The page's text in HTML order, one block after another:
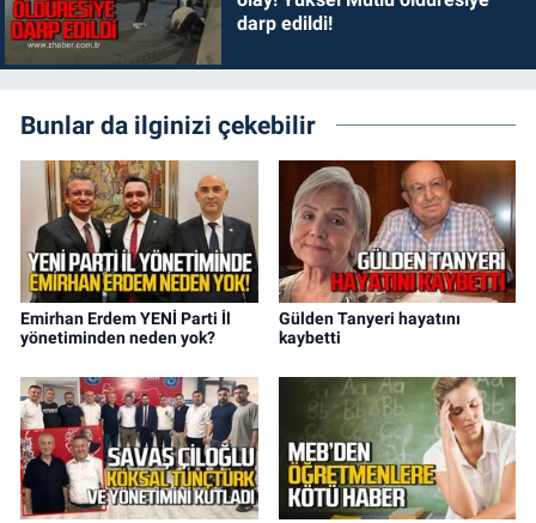
darp edildi!
Bunlar da ilginizi çekebilir
Emirhan Erdem YENİ Parti İl
yönetiminden neden yok?
Gülden Tanyeri hayatını
kaybetti